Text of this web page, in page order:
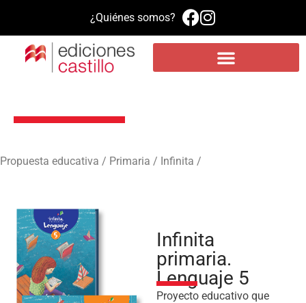
¿Quiénes somos?
Infinita primaria. Lenguaje 5
Propuesta educativa / Primaria / Infinita /
Infinita
primaria.
Lenguaje 5
Proyecto educativo que